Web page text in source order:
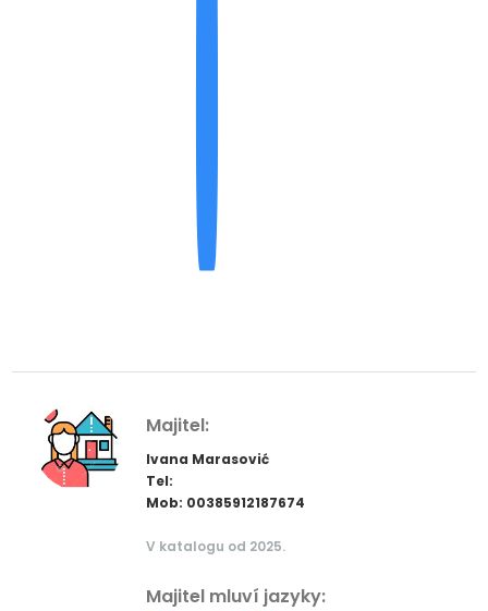
Majitel:
Ivana Marasović
Tel:
Mob: 00385912187674
V katalogu od 2025.
Majitel mluví jazyky: